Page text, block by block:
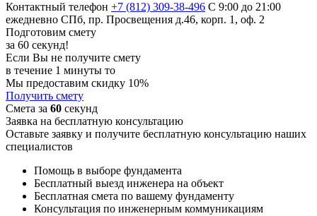
Контактный телефон +7 (812) 309-38-496 С 9:00 до 21:00
ежедневно СПб, пр. Просвещения д.46, корп. 1, оф. 2
Подготовим смету
за 60 секунд!
Если Вы не получите смету
в течение 1 минуты то
Мы предоставим скидку 10%
Получить смету
Смета за 60 секунд
Заявка на бесплатную консультацию
Оставьте заявку и получите бесплатную консультацию наших
специалистов
Помощь в выборе фундамента
Бесплатный выезд инженера на объект
Бесплатная смета по вашему фундаменту
Консультация по инженерным коммуникациям